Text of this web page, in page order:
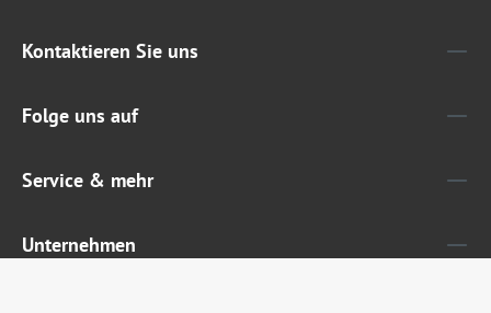
Kontaktieren Sie uns
Folge uns auf
Service & mehr
Unternehmen